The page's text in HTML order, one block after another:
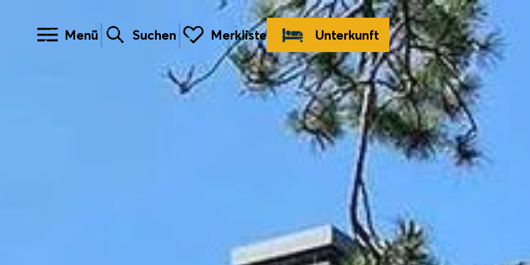
Menü Suchen Merkliste Unterkunft